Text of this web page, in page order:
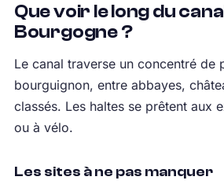
Que voir le long du
Bourgogne ?
Le canal traverse un concentré de
bourguignon, entre abbayes,
classés. Les haltes se prêtent aux
ou à vélo.
Les sites à ne pas manquer